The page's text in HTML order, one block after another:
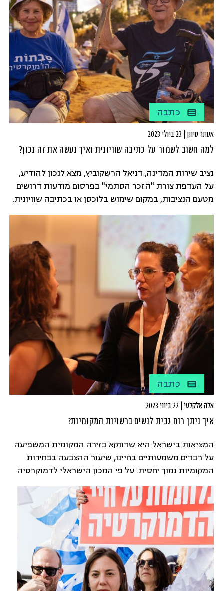
המקרים אינם מדווחים ומטופלים.
כתבה
אסתר סיוון | 23 ביולי 2023
למה חשוב לשמור על כתיבה שוויונית ואיך נעשה את זה נכון?
נציב שירות המדינה, דניאל הרשקוביץ, מצא לנכון להודיע,
על העדפת צורת "הזכר הסתמי" בפרסום מודעות דרושים
מטעם הנציבות, במקום שימוש בלוכסן או בכתיבה שוויונית.
אז אולי הזכר הוא סתמי, אבל כל השאר ממש לא! בעולם
המקצועי ובעולם החברתי השפה היא פוליטית, ואנחנו יצורים
פוליטיים. כמו שכתבה כל כך יפה שימבורסקה: בשירה אֲנַחְנוּ
יַלְדֵי הַתְּקוּפָה.
כתבה
אלה אלקלעי | 22 ביוני 2023
איך ניתן רוח גבית לנשים ברשויות המקומיות?
המציאות בישראל היא שדווקא בזירה המקומית המשפיעה
על רבדים משמעותיים בחיינו, שיעור ההצבעה בבחירות
המקומיות נמוך יחסית. על פי המכון הישראלי לדמוקרטיה
הוא נע סביב ה-50% בניגוד לשיעור ההצבעה בבחירות
הכלליות שעומד על כ-70%. דווקא במקום שאחראי על
רבדים משמעותיים בחינוך, בתרבות, בספורט, ברווחה,
בסביבה, בחיי הקהילה שלנו, דווקא במקום שבו אנחנו באמת
יכולות להשפיע, אנחנו אדישות.